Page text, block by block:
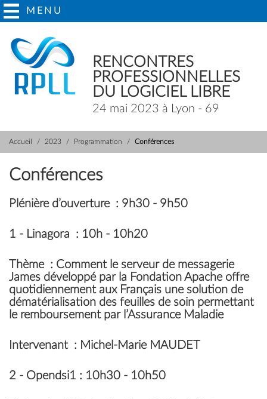
MENU
RENCONTRES
PROFESSIONNELLES
DU LOGICIEL LIBRE
24 mai 2023 à Lyon - 69
Accueil 2023 Programmation Conférences
Conférences
Plénière d’ouverture : 9h30 - 9h50
1 - Linagora : 10h - 10h20
Thème : Comment le serveur de messagerie
James développé par la Fondation Apache offre
quotidiennement aux Français une solution de
dématérialisation des feuilles de soin permettant
le remboursement par l’Assurance Maladie
Intervenant : Michel-Marie MAUDET
2 - Opendsi1 : 10h30 - 10h50